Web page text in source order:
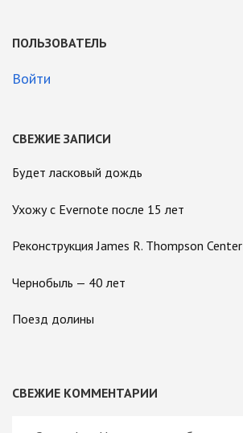
ПОЛЬЗОВАТЕЛЬ
Войти
СВЕЖИЕ ЗАПИСИ
Будет ласковый дождь
Ухожу с Evernote после 15 лет
Реконструкция James R. Thompson Center
Чернобыль — 40 лет
Поезд долины
СВЕЖИЕ КОММЕНТАРИИ